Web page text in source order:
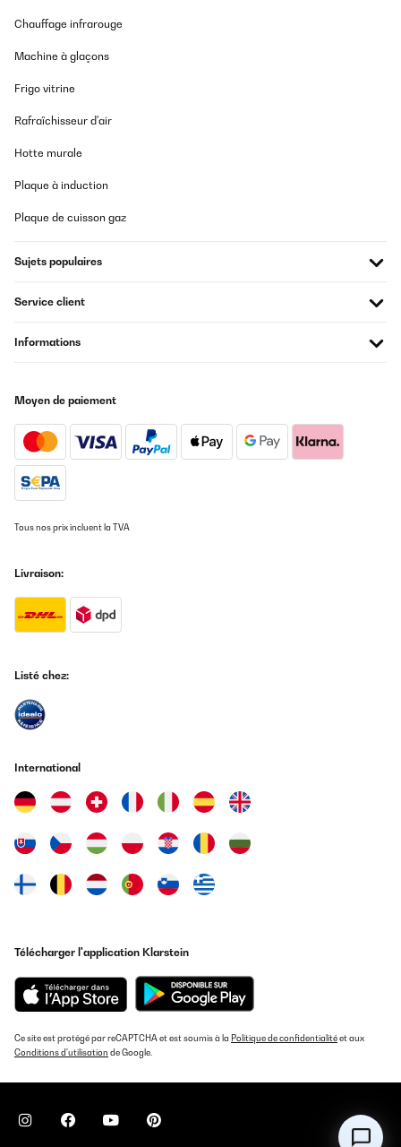
Chauffage infrarouge
Machine à glaçons
Frigo vitrine
Rafraîchisseur d'air
Hotte murale
Plaque à induction
Plaque de cuisson gaz
Sujets populaires
Service client
Informations
Moyen de paiement
Tous nos prix incluent la TVA
Livraison:
Listé chez:
International
Télécharger l'application Klarstein
Ce site est protégé par reCAPTCHA et est soumis à la Politique de confidentialitéet aux
Conditions d'utilisation de Google.